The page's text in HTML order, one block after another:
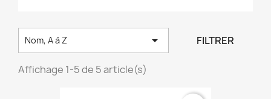
Nom, A à Z  FILTRER
Affichage 1-5 de 5 article(s)